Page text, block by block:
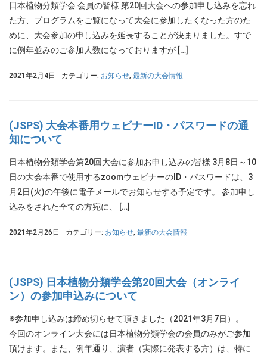
日本植物分類学会 会員の皆様 第20回大会への参加申し込みを忘れ
た方、プログラムをご覧になって大会に参加したくなった方のた
めに、大会参加の申し込みを延長することが決まりました。すで
に例年並みのご参加人数になっておりますが […]
2021年2月4日 カテゴリー: お知らせ, 最新の大会情報
(JSPS) 大会本番用ウェビナーID・パスワードの通
知について
日本植物分類学会第20回大会に参加お申し込みの皆様 3月8日～10
日の大会本番で使用するzoomウェビナーのID・パスワードは、3
月2日(火)の午後に電子メールでお知らせする予定です。 参加申し
込みをされた全ての方宛に、 […]
2021年2月26日 カテゴリー: お知らせ, 最新の大会情報
(JSPS) 日本植物分類学会第20回大会（オンライ
ン）の参加申込みについて
※参加申し込みは締め切らせて頂きました（2021年3月7日）。
今回のオンライン大会には日本植物分類学会の会員のみがご参加
頂けます。また、例年通り、演者（実際に発表する方）は、特に